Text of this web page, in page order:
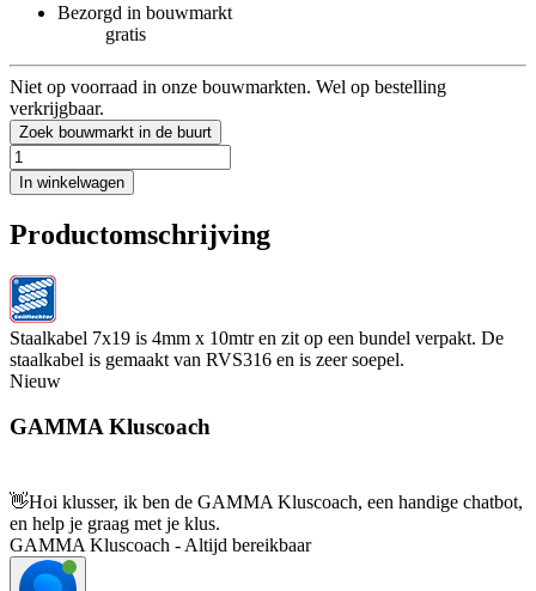
Bezorgd in bouwmarkt
gratis
Niet op voorraad in onze bouwmarkten. Wel op bestelling
verkrijgbaar.
Zoek bouwmarkt in de buurt
In winkelwagen
Productomschrijving
Staalkabel 7x19 is 4mm x 10mtr en zit op een bundel verpakt. De
staalkabel is gemaakt van RVS316 en is zeer soepel.
Nieuw
GAMMA Kluscoach
👋Hoi klusser, ik ben de GAMMA Kluscoach, een handige chatbot,
en help je graag met je klus.
GAMMA Kluscoach - Altijd bereikbaar